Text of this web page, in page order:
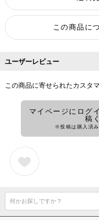
ユーザーレビュー
この商品に寄せられたカスタ
マイページにログ
稿
※投稿は購入済
何かお探しですか？